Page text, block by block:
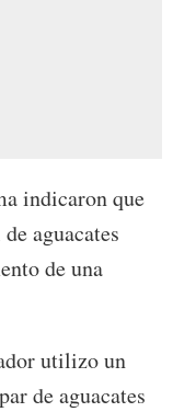
indicaron que
aguacates
de una
utilizo un
de aguacates